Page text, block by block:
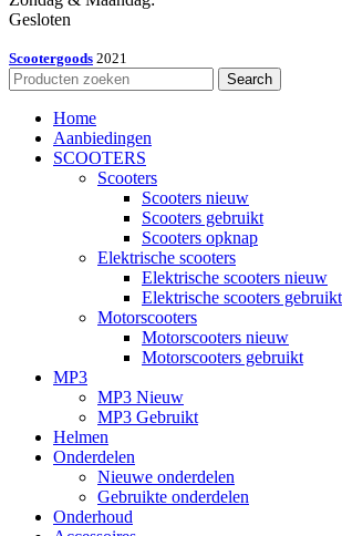
Gesloten
Scootergoods 2021
Search
Home
Aanbiedingen
SCOOTERS
Scooters
Scooters nieuw
Scooters gebruikt
Scooters opknap
Elektrische scooters
Elektrische scooters nieuw
Elektrische scooters gebruikt
Motorscooters
Motorscooters nieuw
Motorscooters gebruikt
MP3
MP3 Nieuw
MP3 Gebruikt
Helmen
Onderdelen
Nieuwe onderdelen
Gebruikte onderdelen
Onderhoud